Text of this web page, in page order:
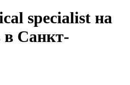
specialist на
в Санкт-